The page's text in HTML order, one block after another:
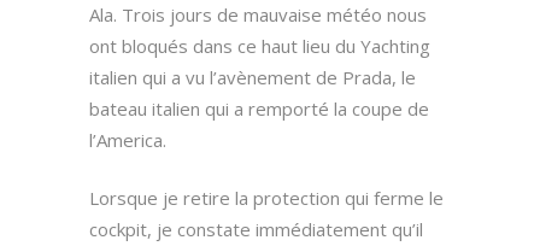
Ala. Trois jours de mauvaise météo nous
ont bloqués dans ce haut lieu du Yachting
italien qui a vu l’avènement de Prada, le
bateau italien qui a remporté la coupe de
l’America.
Lorsque je retire la protection qui ferme le
cockpit, je constate immédiatement qu’il